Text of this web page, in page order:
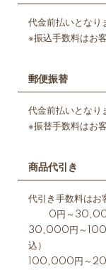
代金前払いとなり
※振込手数料はお
郵便振替
代金前払いとなり
※振替手数料はお
商品代引き
代引き手数料はお
0円～
30,000円～
込）
100,000円～